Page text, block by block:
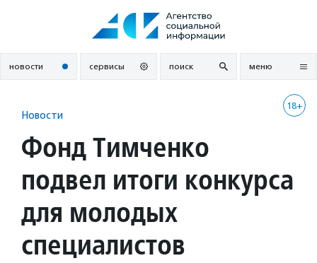
новости сервисы поиск меню
18+
Новости
Фонд Тимченко
подвел итоги конкурса
для молодых
специалистов